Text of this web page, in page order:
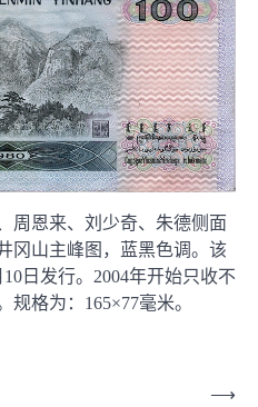
周恩来、刘少奇、朱德侧面
冈山主峰图，蓝黑色调。该
日发行。2004年开始只收不
规格为：165×77毫米。
⟶